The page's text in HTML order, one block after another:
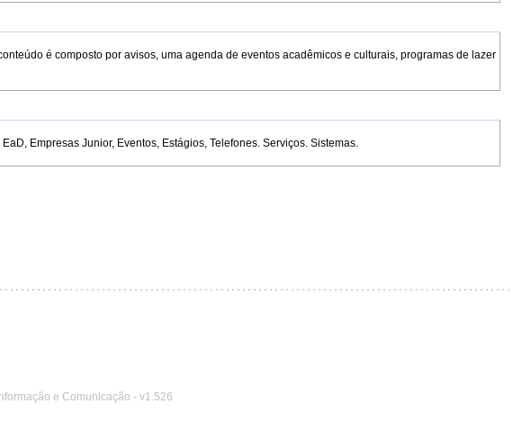
é composto por avisos, uma agenda de eventos acadêmicos e culturais, programas de lazer
Empresas Junior, Eventos, Estágios, Telefones. Serviços. Sistemas.
e Comunicação - v1.526